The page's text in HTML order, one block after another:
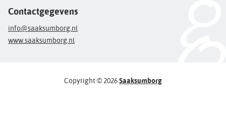
Contactgegevens
info@saaksumborg.nl
www.saaksumborg.nl
Copyright © 2026Saaksumborg